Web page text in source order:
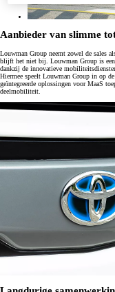
Aanbieder van slimme
Louwman Group neemt zowel de sales
blijft het niet bij. Louwman Group is een
dankzij de innovatieve
Hiermee speelt Louwman Group in op
geïntegreerde oplossingen voor MaaS
deelmobiliteit.